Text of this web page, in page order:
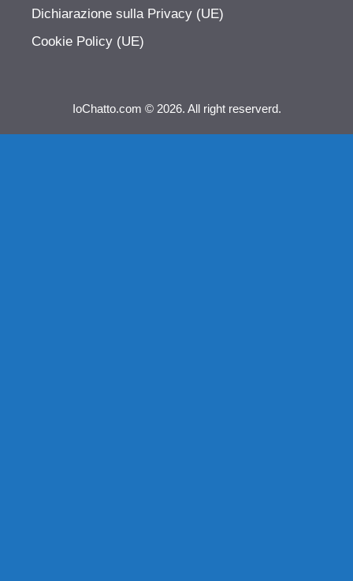
Dichiarazione sulla Privacy (UE)
Cookie Policy (UE)
IoChatto.com © 2026. All right reserverd.